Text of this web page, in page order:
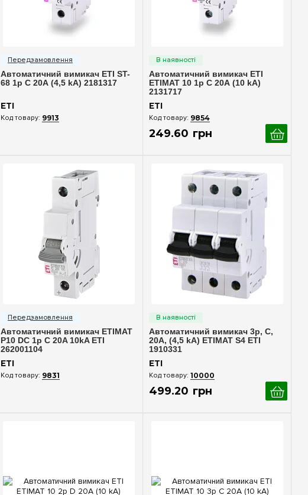
Автоматичний вимикач ETI ST-
68 1p С 20А (4,5 kA) 2181317
ETI
9913
Автоматичний вимикач ETI
ETIMAT 10 1p C 20А (10 kA)
2131717
ETI
9854
249.60 грн
Автоматичний вимикач ETIMAT
P10 DC 1p C 20A 10kA ETI
262001104
ETI
9831
Автоматичний вимикач 3p, C,
20A, (4,5 kA) ETIMAT S4 ETI
1910331
ETI
10000
499.20 грн